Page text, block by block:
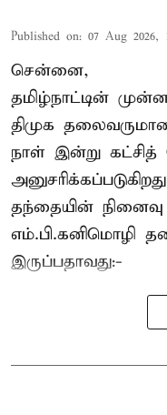
Published on: 07 Aug 2026,
சென்னை,
தமிழ்நாட்டின்
திமுக
நாள் இன்று
தந்தையின் நினைவு
எம்.பி.கனிமொழி
இருப்பதாவது:-